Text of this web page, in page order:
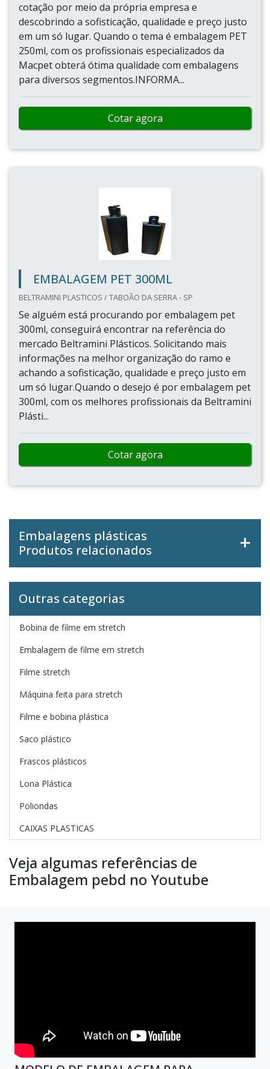
cotação por meio da própria empresa e
descobrindo a sofisticação, qualidade e preço justo
em um só lugar. Quando o tema é embalagem PET
250ml, com os profissionais especializados da
Macpet obterá ótima qualidade com embalagens
para diversos segmentos.INFORMA...
Cotar agora
EMBALAGEM PET 300ML
BELTRAMINI PLASTICOS / TABOÃO DA SERRA - SP
Se alguém está procurando por embalagem pet
300ml, conseguirá encontrar na referência do
mercado Beltramini Plásticos. Solicitando mais
informações na melhor organização do ramo e
achando a sofisticação, qualidade e preço justo em
um só lugar.Quando o desejo é por embalagem pet
300ml, com os melhores profissionais da Beltramini
Plásti...
Cotar agora
Embalagens plásticas
Produtos relacionados
Outras categorias
Bobina de filme em stretch
Embalagem de filme em stretch
Filme stretch
Máquina feita para stretch
Filme e bobina plástica
Saco plástico
Frascos plásticos
Lona Plástica
Poliondas
CAIXAS PLASTICAS
Veja algumas referências de
Embalagem pebd no Youtube